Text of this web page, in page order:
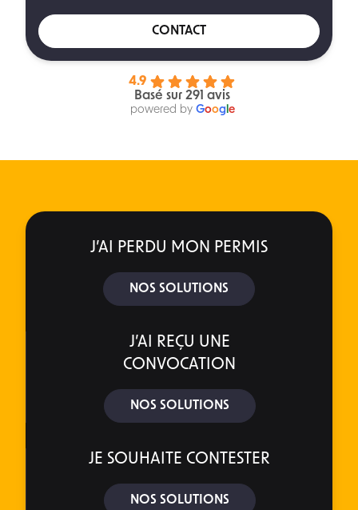
CONTACT
4.9
Basé sur 291 avis
powered by Googl e
J’AI PERDU MON PERMIS
NOS SOLUTIONS
J’AI REÇU UNE
CONVOCATION
NOS SOLUTIONS
JE SOUHAITE CONTESTER
NOS SOLUTIONS